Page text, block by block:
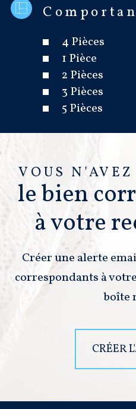
4 Pièces
1 Pièce
2 Pièces
3 Pièces
5 Pièces
VOUS
le bien
à votre
Créer une alerte
correspondants à
boîte
CRÉER